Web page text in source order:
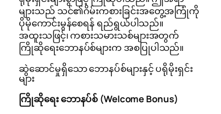
များသည် သင်၏ဂိမ်းကစားခြင်းအတွေ့အကြုံကို
ပိုမိုကောင်းမွန်စေရန် ရည်ရွယ်ပါသည်။
အထူးသဖြင့်၊ ကစားသမားသစ်များအတွက်
ကြိုဆိုရေးဘောနပ်စ်များက အစပြုပါသည်။
ဆွဲဆောင်မှုရှိသော ဘောနပ်စ်များနှင့် ပရိုမိုးရှင်း
များ
ကြိုဆိုရေး ဘောနပ်စ် (Welcome Bonus)